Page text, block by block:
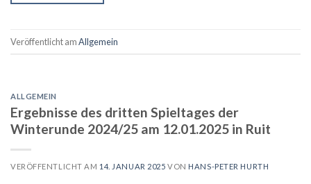
Veröffentlicht amAllgemein
ALLGEMEIN
Ergebnisse des dritten Spieltages der
Winterunde 2024/25 am 12.01.2025 in Ruit
VERÖFFENTLICHT AM 14. JANUAR 2025 VON HANS-PETER HURTH